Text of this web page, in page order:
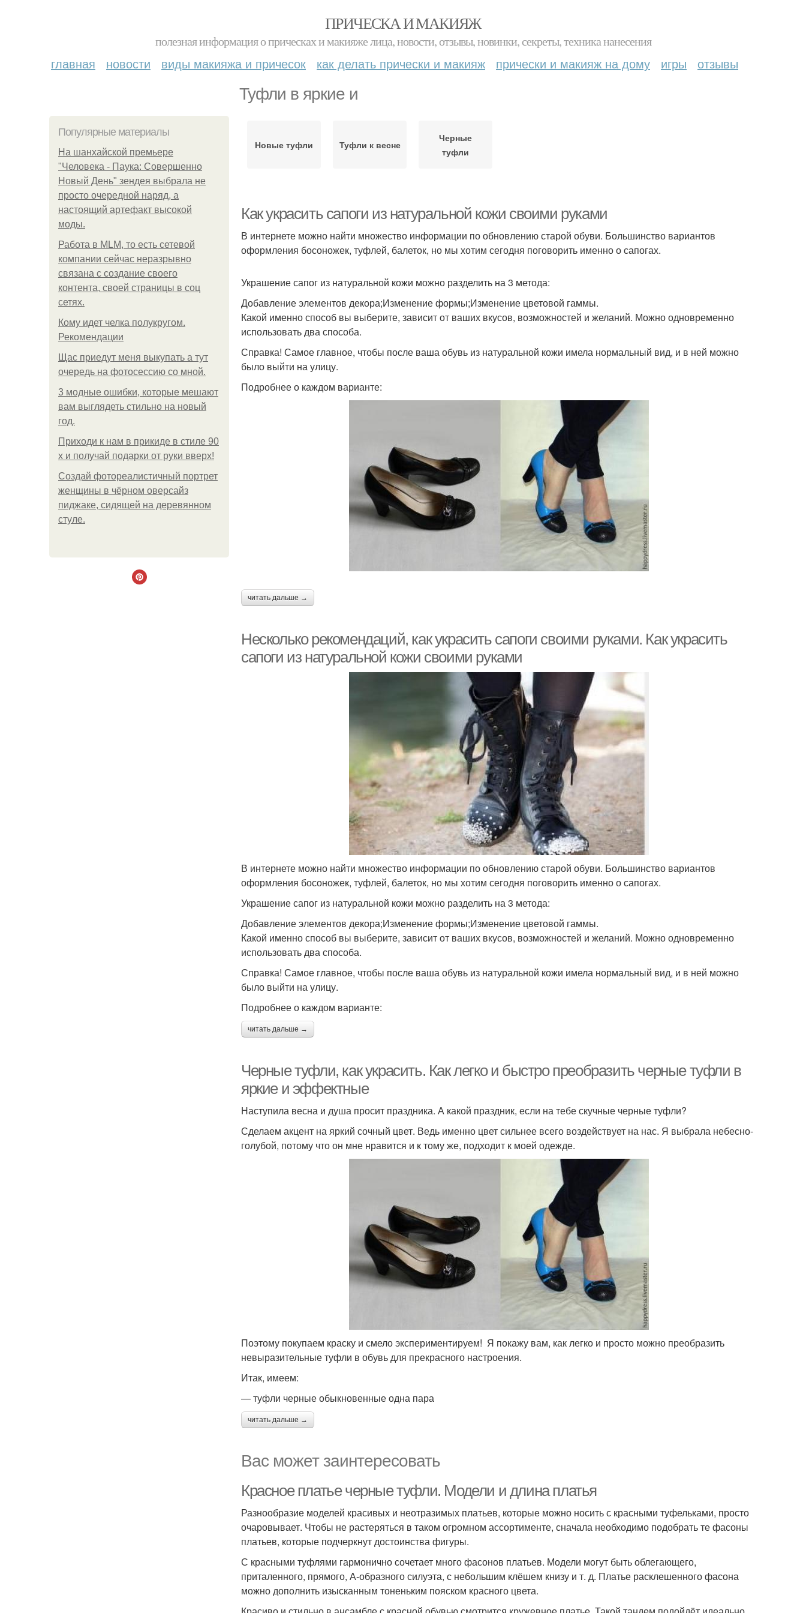
ПРИЧЕСКА И МАКИЯЖ
полезная информация о прическах и макияже лица, новости, отзывы, новинки, секреты, техника нанесения
главная новости виды макияжа и причесок как делать прически и макияж прически и макияж на дому игры отзывы
Туфли в яркие и
Популярные материалы
На шанхайской премьере
"Человека - Паука: Совершенно
Новый День" зендея выбрала не
просто очередной наряд, а
настоящий артефакт высокой
моды.
Работа в MLM, то есть сетевой
компании сейчас неразрывно
связана с создание своего
контента, своей страницы в соц
сетях.
Кому идет челка полукругом.
Рекомендации
Щас приедут меня выкупать а тут
очередь на фотосессию со мной.
3 модные ошибки, которые мешают
вам выглядеть стильно на новый
год.
Приходи к нам в прикиде в стиле 90
х и получай подарки от руки вверх!
Создай фотореалистичный портрет
женщины в чёрном оверсайз
пиджаке, сидящей на деревянном
стуле.
Новые туфли Туфли к весне
Черные
туфли
Как украсить сапоги из натуральной кожи своими руками
В интернете можно найти множество информации по обновлению старой обуви. Большинство вариантов
оформления босоножек, туфлей, балеток, но мы хотим сегодня поговорить именно о сапогах.
Украшение сапог из натуральной кожи можно разделить на 3 метода:
Добавление элементов декора;Изменение формы;Изменение цветовой гаммы.
Какой именно способ вы выберите, зависит от ваших вкусов, возможностей и желаний. Можно одновременно
использовать два способа.
Справка! Самое главное, чтобы после ваша обувь из натуральной кожи имела нормальный вид, и в ней можно
было выйти на улицу.
Подробнее о каждом варианте:
читать дальше →
Несколько рекомендаций, как украсить сапоги своими руками. Как украсить
сапоги из натуральной кожи своими руками
В интернете можно найти множество информации по обновлению старой обуви. Большинство вариантов
оформления босоножек, туфлей, балеток, но мы хотим сегодня поговорить именно о сапогах.
Украшение сапог из натуральной кожи можно разделить на 3 метода:
Добавление элементов декора;Изменение формы;Изменение цветовой гаммы.
Какой именно способ вы выберите, зависит от ваших вкусов, возможностей и желаний. Можно одновременно
использовать два способа.
Справка! Самое главное, чтобы после ваша обувь из натуральной кожи имела нормальный вид, и в ней можно
было выйти на улицу.
Подробнее о каждом варианте:
читать дальше →
Черные туфли, как украсить. Как легко и быстро преобразить черные туфли в
яркие и эффектные
Наступила весна и душа просит праздника. А какой праздник, если на тебе скучные черные туфли?
Сделаем акцент на яркий сочный цвет. Ведь именно цвет сильнее всего воздействует на нас. Я выбрала небесно-
голубой, потому что он мне нравится и к тому же, подходит к моей одежде.
Поэтому покупаем краску и смело экспериментируем! Я покажу вам, как легко и просто можно преобразить
невыразительные туфли в обувь для прекрасного настроения.
Итак, имеем:
— туфли черные обыкновенные одна пара
читать дальше →
Вас может заинтересовать
Красное платье черные туфли. Модели и длина платья
Разнообразие моделей красивых и неотразимых платьев, которые можно носить с красными туфельками, просто
очаровывает. Чтобы не растеряться в таком огромном ассортименте, сначала необходимо подобрать те фасоны
платьев, которые подчеркнут достоинства фигуры.
С красными туфлями гармонично сочетает много фасонов платьев. Модели могут быть облегающего,
приталенного, прямого, А-образного силуэта, с небольшим клёшем книзу и т. д. Платье расклешенного фасона
можно дополнить изысканным тоненьким пояском красного цвета.